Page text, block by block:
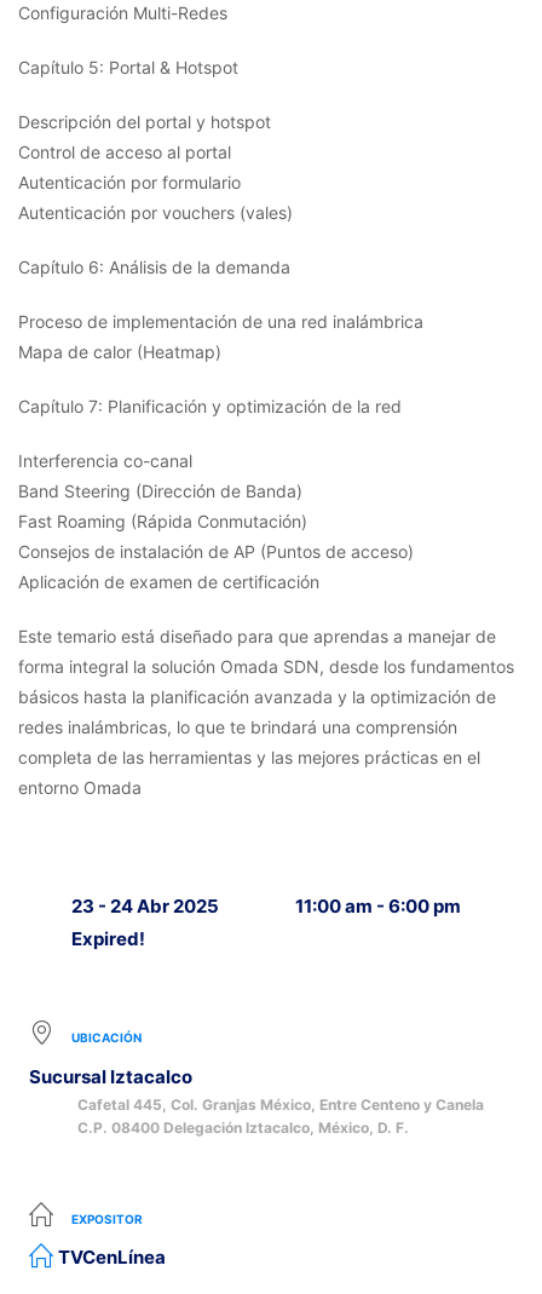
Configuración Multi-Redes
Capítulo 5: Portal & Hotspot
Descripción del portal y hotspot
Control de acceso al portal
Autenticación por formulario
Autenticación por vouchers (vales)
Capítulo 6: Análisis de la demanda
Proceso de implementación de una red inalámbrica
Mapa de calor (Heatmap)
Capítulo 7: Planificación y optimización de la red
Interferencia co-canal
Band Steering (Dirección de Banda)
Fast Roaming (Rápida Conmutación)
Consejos de instalación de AP (Puntos de acceso)
Aplicación de examen de certificación
Este temario está diseñado para que aprendas a manejar de
forma integral la solución Omada SDN, desde los fundamentos
básicos hasta la planificación avanzada y la optimización de
redes inalámbricas, lo que te brindará una comprensión
completa de las herramientas y las mejores prácticas en el
entorno Omada
23 - 24 Abr 2025
Expired!
11:00 am - 6:00 pm
UBICACIÓN
Sucursal Iztacalco
Cafetal 445, Col. Granjas México, Entre Centeno y Canela
C.P. 08400 Delegación Iztacalco, México, D. F.
EXPOSITOR
TVCenLínea